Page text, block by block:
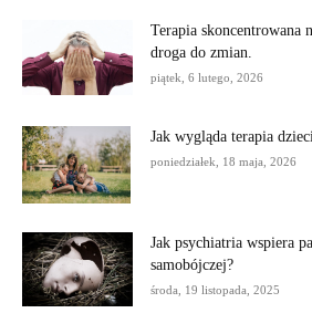
Terapia skoncentrowana
droga do zmian.
piątek, 6 lutego, 2026
Jak wygląda terapia
poniedziałek, 18 maja, 2026
Jak psychiatria wspiera
samobójczej?
środa, 19 listopada, 2025